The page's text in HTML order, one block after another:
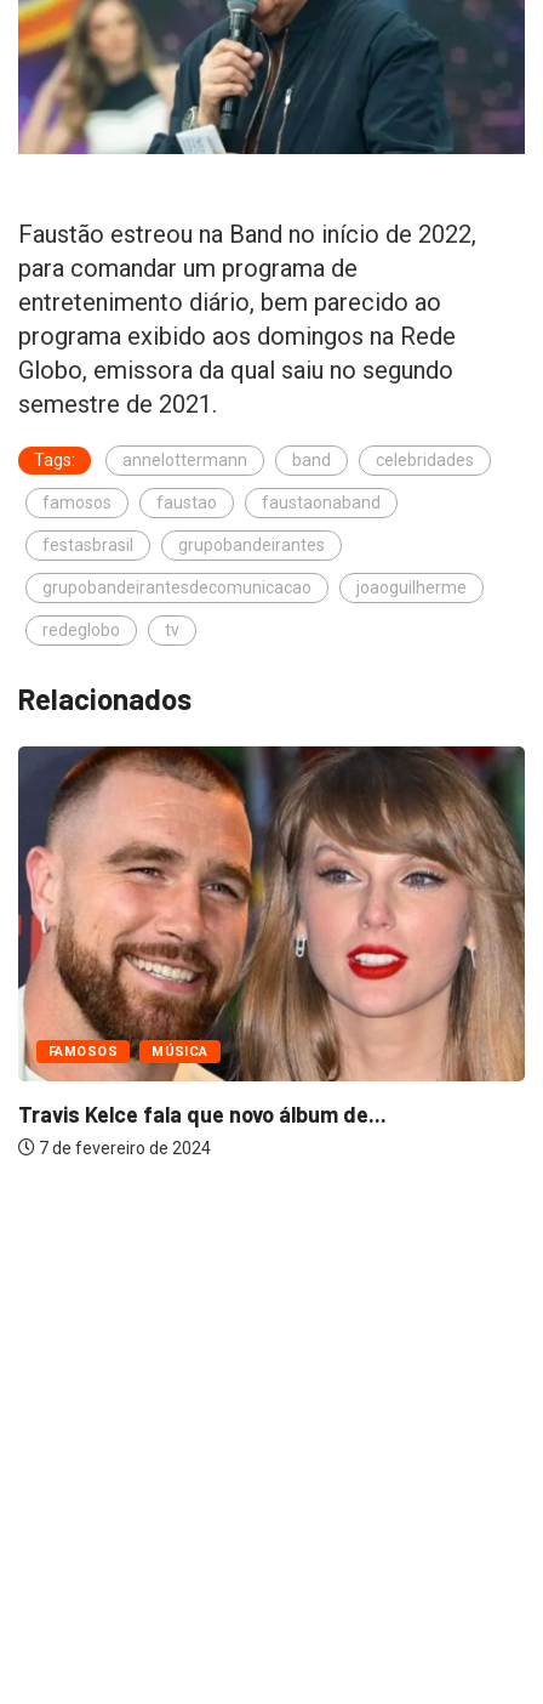
Faustão estreou na Band no início de 2022,
para comandar um programa de
entretenimento diário, bem parecido ao
programa exibido aos domingos na Rede
Globo, emissora da qual saiu no segundo
semestre de 2021.
Tags: annelottermann band celebridades
famosos faustao faustaonaband
festasbrasil grupobandeirantes
grupobandeirantesdecomunicacao joaoguilherme
redeglobo tv
Relacionados
FAMOSOS MÚSICA
Travis Kelce fala que novo álbum de...
7 de fevereiro de 2024